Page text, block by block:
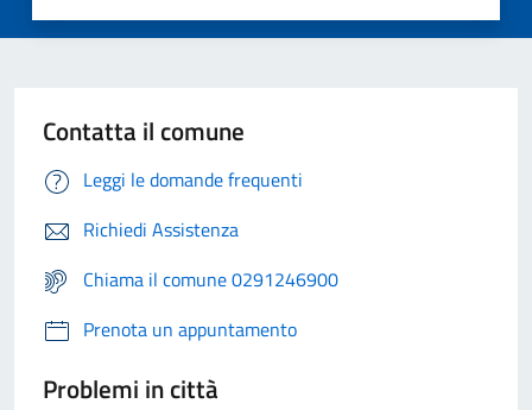
Contatta il comune
Leggi le domande frequenti
Richiedi Assistenza
Chiama il comune 0291246900
Prenota un appuntamento
Problemi in città